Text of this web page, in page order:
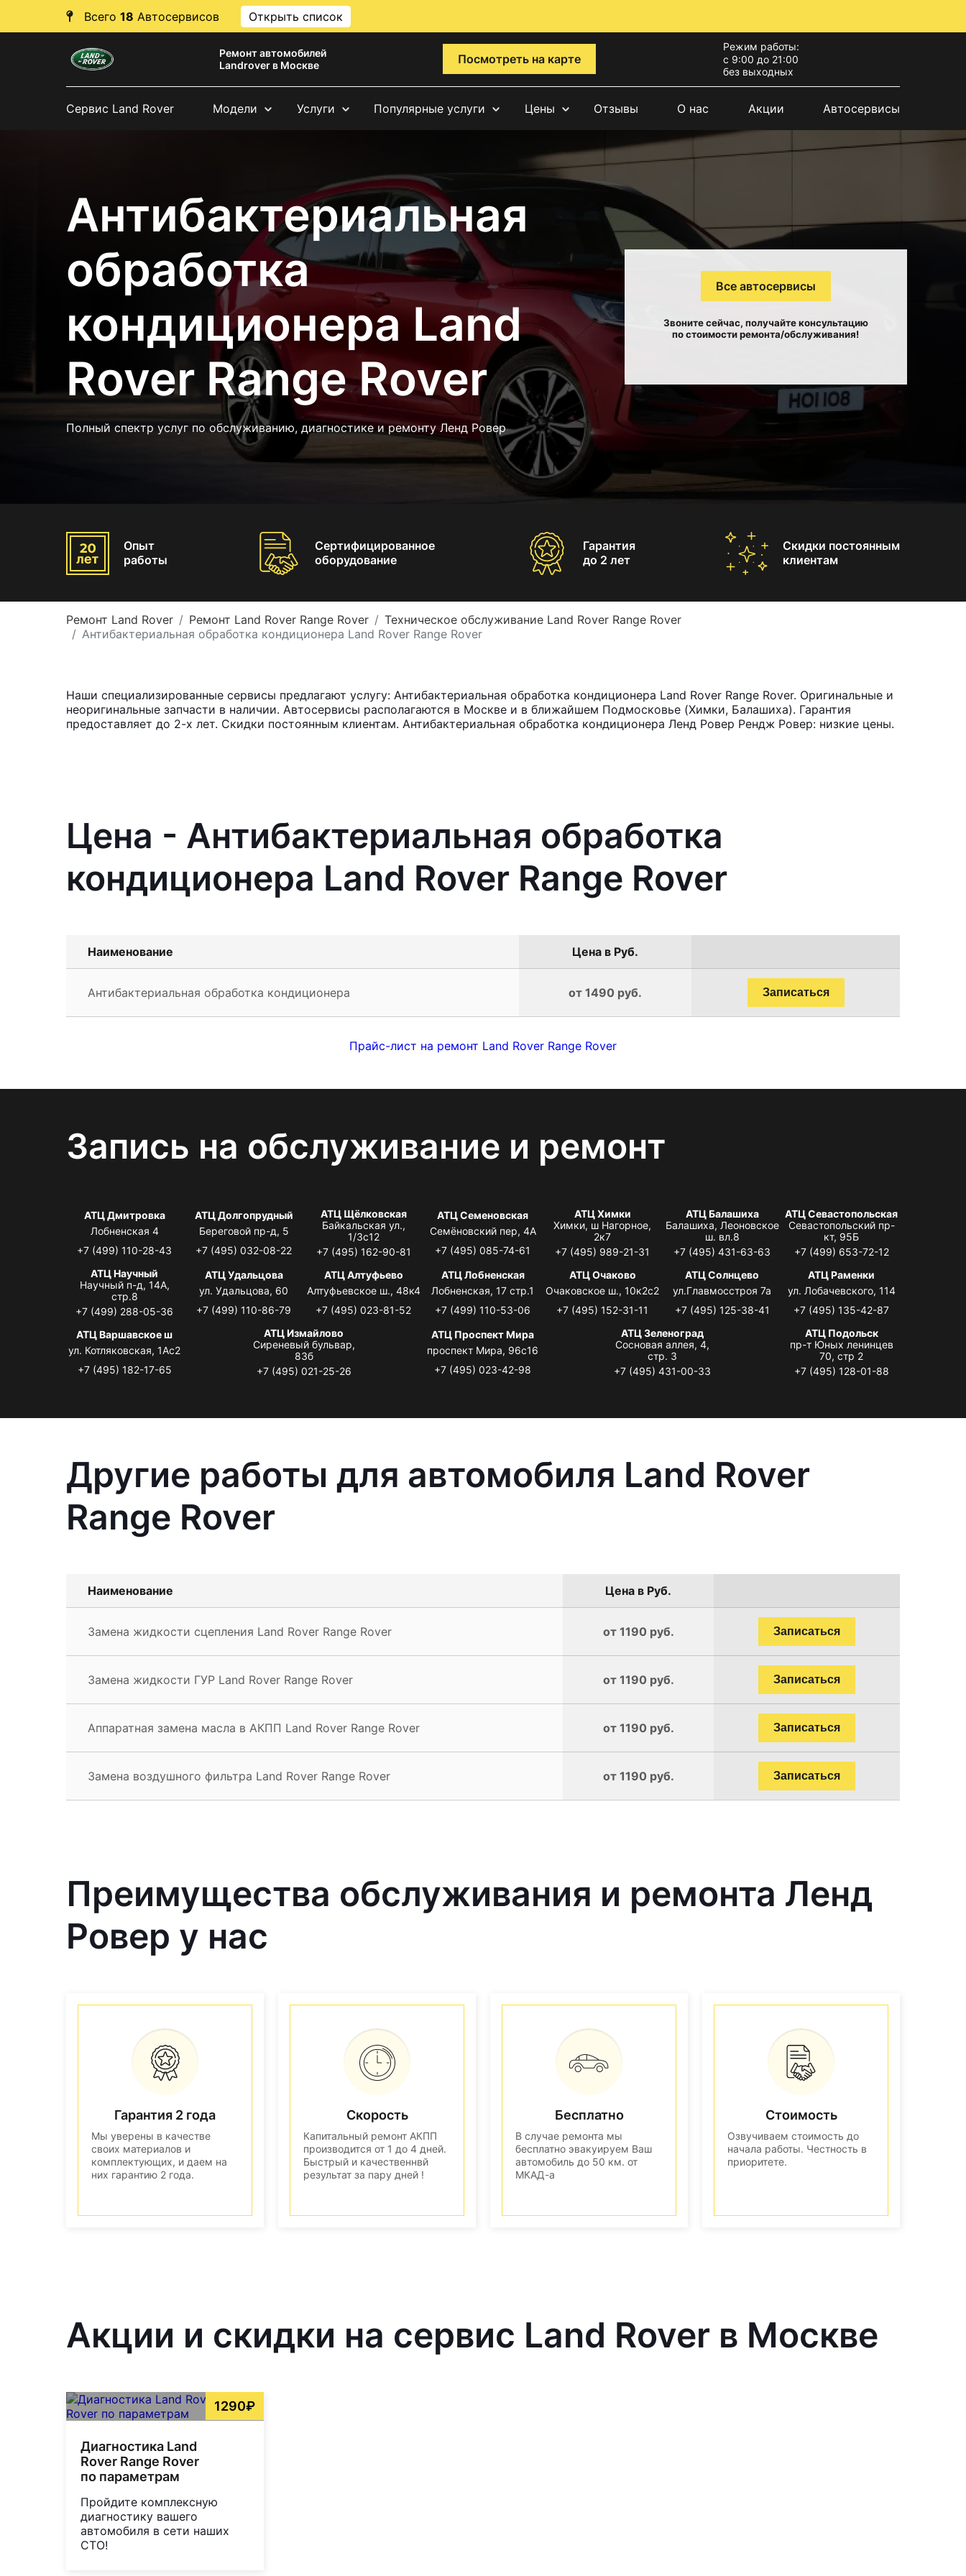
Всего 18 Автосервисов Открыть список
Ремонт автомобилей
Landrover в Москве
Посмотреть на карте
Режим работы:
с 9:00 до 21:00
без выходных
Сервис Land Rover Модели Услуги Популярные услуги Цены Отзывы О нас Акции Автосервисы
Антибактериальная
обработка
кондиционера Land
Rover Range Rover
Полный спектр услуг по обслуживанию, диагностике и ремонту Ленд Ровер
Все автосервисы
Звоните сейчас, получайте консультацию
по стоимости ремонта/обслуживания!
Опыт
работы
Сертифицированное
оборудование
Гарантия
до 2 лет
Скидки постоянным
клиентам
Ремонт Land Rover Ремонт Land Rover Range Rover
Техническое обслуживание Land Rover Range Rover
Антибактериальная обработка кондиционера Land Rover Range Rover
Наши специализированные сервисы предлагают услугу: Антибактериальная обработка кондиционера Land Rover Range Rover. Оригинальные и
неоригинальные запчасти в наличии. Автосервисы располагаются в Москве и в ближайшем Подмосковье (Химки, Балашиха). Гарантия
предоставляет до 2-х лет. Скидки постоянным клиентам. Антибактериальная обработка кондиционера Ленд Ровер Рендж Ровер: низкие цены.
Цена - Антибактериальная обработка
кондиционера Land Rover Range Rover
Наименование Цена в Руб.
Антибактериальная обработка кондиционера от 1490 руб. Записаться
Прайс-лист на ремонт Land Rover Range Rover
Запись на обслуживание и ремонт
АТЦ Дмитровка
Лобненская 4
+7 (499) 110-28-43
АТЦ Долгопрудный
Береговой пр-д, 5
+7 (495) 032-08-22
АТЦ Щёлковская
Байкальская ул.,
1/3с12
+7 (495) 162-90-81
АТЦ Семеновская
Семёновский пер, 4А
+7 (495) 085-74-61
АТЦ Химки
Химки, ш Нагорное,
2к7
+7 (495) 989-21-31
АТЦ Балашиха
Балашиха, Леоновское
ш. вл.8
+7 (495) 431-63-63
АТЦ Севастопольская
Севастопольский пр-
кт, 95Б
+7 (499) 653-72-12
АТЦ Научный
Научный п-д, 14А,
стр.8
+7 (499) 288-05-36
АТЦ Удальцова
ул. Удальцова, 60
+7 (499) 110-86-79
АТЦ Алтуфьево
Алтуфьевское ш., 48к4
+7 (495) 023-81-52
АТЦ Лобненская
Лобненская, 17 стр.1
+7 (499) 110-53-06
АТЦ Очаково
Очаковское ш., 10к2с2
+7 (495) 152-31-11
АТЦ Солнцево
ул.Главмосстроя 7а
+7 (495) 125-38-41
АТЦ Раменки
ул. Лобачевского, 114
+7 (495) 135-42-87
АТЦ Варшавское ш
ул. Котляковская, 1Ас2
+7 (495) 182-17-65
АТЦ Измайлово
Сиреневый бульвар,
83б
+7 (495) 021-25-26
АТЦ Проспект Мира
проспект Мира, 96с16
+7 (495) 023-42-98
АТЦ Зеленоград
Сосновая аллея, 4,
стр. 3
+7 (495) 431-00-33
АТЦ Подольск
пр-т Юных ленинцев
70, стр 2
+7 (495) 128-01-88
Другие работы для автомобиля Land Rover
Range Rover
Наименование Цена в Руб.
Замена жидкости сцепления Land Rover Range Rover от 1190 руб. Записаться
Замена жидкости ГУР Land Rover Range Rover от 1190 руб. Записаться
Аппаратная замена масла в АКПП Land Rover Range Rover от 1190 руб. Записаться
Замена воздушного фильтра Land Rover Range Rover от 1190 руб. Записаться
Преимущества обслуживания и ремонта Ленд
Ровер у нас
Гарантия 2 года
Мы уверены в качестве
своих материалов и
комплектующих, и даем на
них гарантию 2 года.
Скорость
Капитальный ремонт АКПП
производится от 1 до 4 дней.
Быстрый и качественнвй
результат за пару дней !
Бесплатно
В случае ремонта мы
бесплатно эвакуируем Ваш
автомобиль до 50 км. от
МКАД-а
Стоимость
Озвучиваем стоимость до
начала работы. Честность в
приоритете.
Акции и скидки на сервис Land Rover в Москве
1290₽
Диагностика Land
Rover Range Rover
по параметрам
Пройдите комплексную
диагностику вашего
автомобиля в сети наших
СТО!